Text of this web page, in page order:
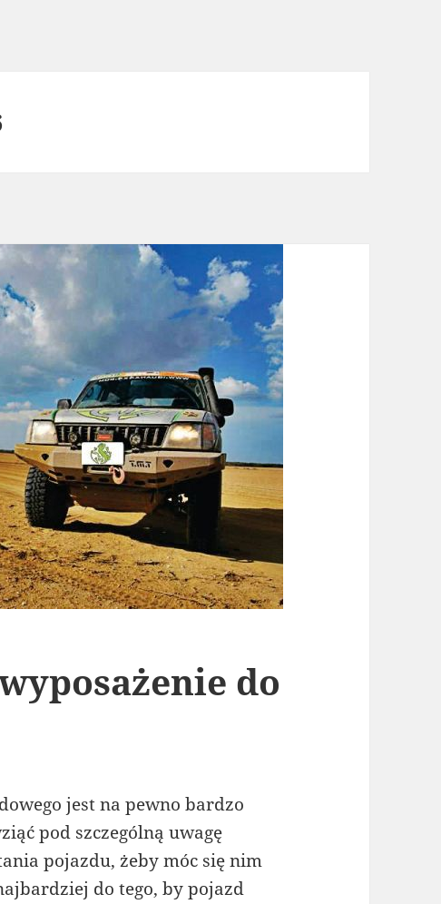
do
jest na pewno bardzo
pod szczególną uwagę
pojazdu, żeby móc się nim
do tego, by pojazd